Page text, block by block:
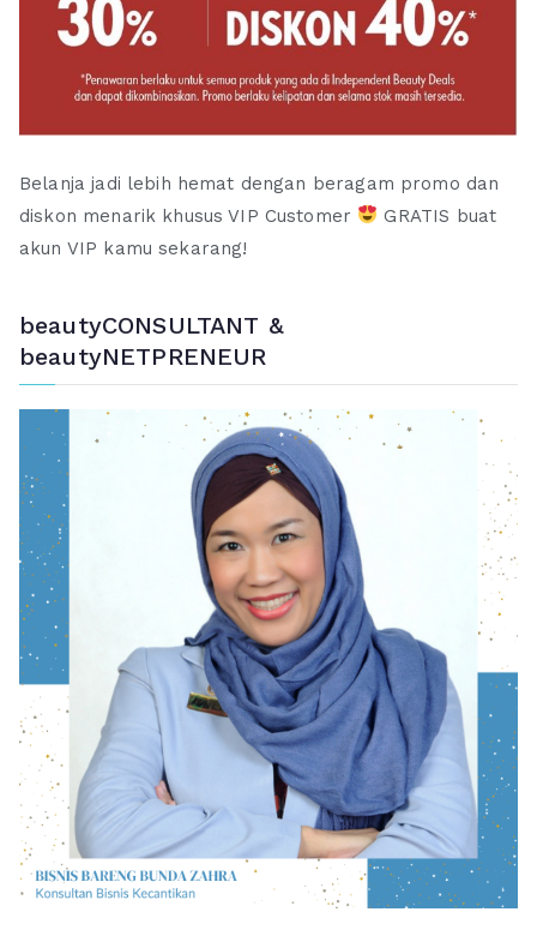
Belanja jadi lebih hemat dengan beragam promo dan
diskon menarik khusus VIP Customer
GRATIS buat
akun VIP kamu sekarang!
beautyCONSULTANT &
beautyNETPRENEUR